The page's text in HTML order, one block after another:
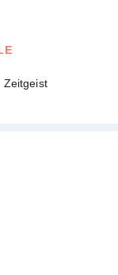
Zeitgeist